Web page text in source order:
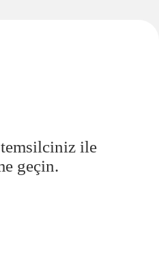
ile
geçin.